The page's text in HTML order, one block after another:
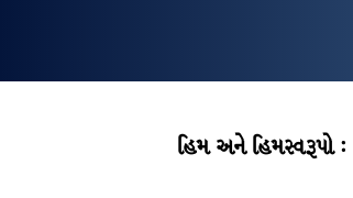
હિમ અને હિમસ્વરૂપો :